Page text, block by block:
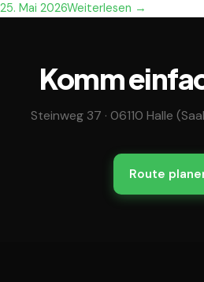
25. Mai 2026Weiterlesen →
Komm
Steinweg 37 · 06110 Halle
Route